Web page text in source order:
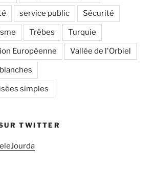
service public Sécurité
Trèbes Turquie
Européenne Vallée de l'Orbiel
simples
TWITTER